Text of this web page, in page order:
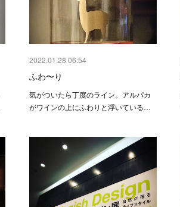
2022.01.28 06:54
ふわ〜り
気がついたら丁度のライン。アルパカ
がワインの上にふわりと浮いている…